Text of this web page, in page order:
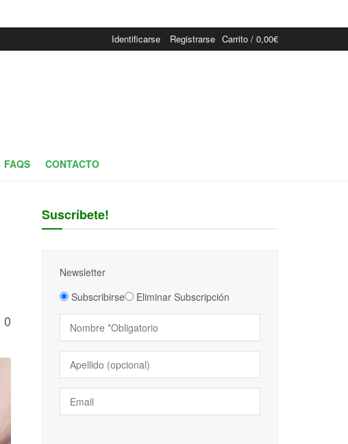
Identificarse Registrarse Carrito / 0,00€
FAQS CONTACTO
0
Suscríbete!
Newsletter
Subscribirse
Eliminar Subscripción